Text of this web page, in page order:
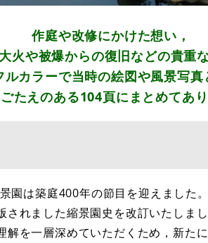
作庭や改修にかけた想い，
火や被爆からの復旧などの貴重
ルカラーで当時の絵図や風景写真
たえのある104頁にまとめてあり
園は築庭400年の節目を迎えました。
れました縮景園史を改訂いたしまし
を一層深めていただくため，新た